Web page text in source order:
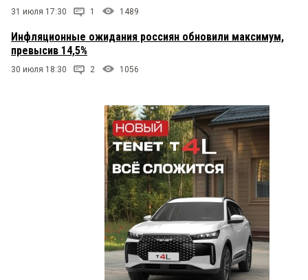
31 июля 17:30 1 1489
Инфляционные ожидания россиян обновили максимум,
превысив 14,5%
30 июля 18:30 2 1056